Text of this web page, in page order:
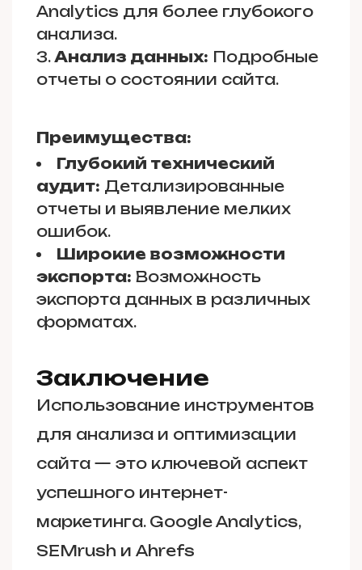
Analytics для более глубокого
анализа.
Анализ данных: Подробные
отчеты о состоянии сайта.
Преимущества:
Глубокий технический
аудит: Детализированные
отчеты и выявление мелких
ошибок.
Широкие возможности
экспорта: Возможность
экспорта данных в различных
форматах.
Заключение
Использование инструментов
для анализа и оптимизации
сайта — это ключевой аспект
успешного интернет-
маркетинга. Google Analytics,
SEMrush и Ahrefs